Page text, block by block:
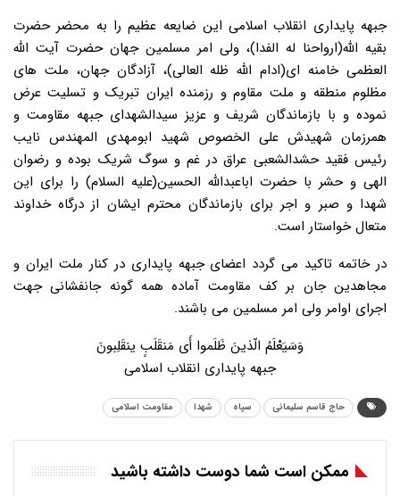
جبهه پایداری انقلاب اسلامی این ضایعه عظیم را به محضر حضرت
بقیه الله(ارواحنا له الفدا)، ولی امر مسلمین جهان حضرت آیت الله
العظمی خامنه ای(ادام الله ظله العالی)، آزادگان جهان، ملت های
مظلوم منطقه و ملت مقاوم و رزمنده ایران تبریک و تسلیت عرض
نموده و با بازماندگان شریف و عزیز سیدالشهدای جبهه مقاومت و
همرزمان شهیدش علی الخصوص شهید ابومهدی المهندس نایب
رئیس فقید حشدالشعبی عراق در غم و سوگ شریک بوده و رضوان
الهی و حشر با حضرت اباعبدالله الحسین(علیه السلام) را برای این
شهدا و صبر و اجر برای بازماندگان محترم ایشان از درگاه خداوند
متعال خواستار است.
در خاتمه تاکید می گردد اعضای جبهه پایداری در کنار ملت ایران و
مجاهدین جان بر کف مقاومت آماده همه گونه جانفشانی جهت
اجرای اوامر ولی امر مسلمین می باشند.
وَسَیَعْلَمُ الّذینَ ظَلَموا أَی مَنقَلَبٍ ینقَلِبونَ
جبهه پایداری انقلاب اسلامی
حاج قاسم سلیمانی سپاه شهدا مقاومت اسلامی
ممکن است شما دوست داشته باشید